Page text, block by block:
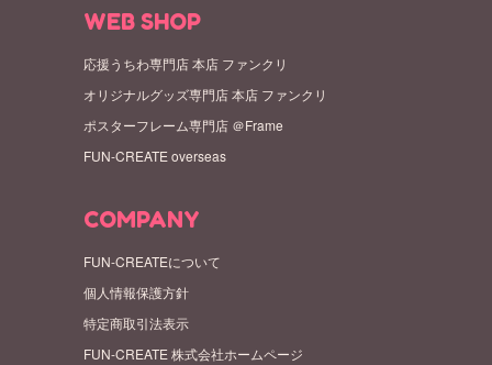
WEB SHOP
応援うちわ専門店 本店 ファンクリ
オリジナルグッズ専門店 本店 ファンクリ
ポスターフレーム専門店 ＠Frame
FUN-CREATE overseas
COMPANY
FUN-CREATEについて
個人情報保護方針
特定商取引法表示
FUN-CREATE 株式会社ホームページ